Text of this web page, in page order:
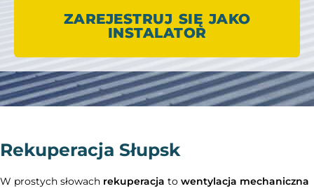
ZAREJESTRUJ SIĘ JAKO
INSTALATOR
Rekuperacja Słupsk
W prostych słowach rekuperacja to wentylacja mechaniczna